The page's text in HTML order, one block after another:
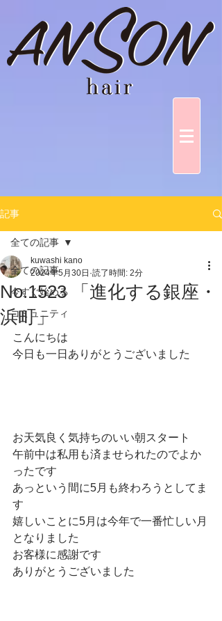
記事
全ての記事
今すぐ始める
コミュニティ
全ての記事
No.1523 「進化する銀座・
浜町」
kuwashi kano
2024年5月30日 読了時間: 2分
こんにちは
今日も一日ありがとうございました
お天気良く気持ちのいい朝スタート
午前中は私用も済ませられたのでよか
ったです
あっという間に5月も終わろうとしてま
す
嬉しいことに5月は今年で一番忙しい月
となりました
お客様に感謝です
ありがとうございました